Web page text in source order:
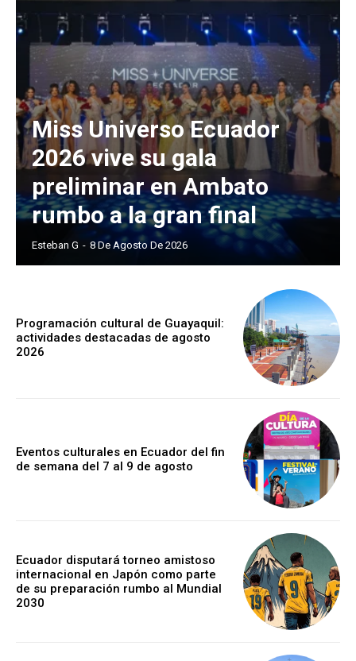
Miss Universo Ecuador
2026 vive su gala
preliminar en Ambato
rumbo a la gran final
Esteban G - 8 De Agosto De 2026
Programación cultural de Guayaquil:
actividades destacadas de agosto
2026
Eventos culturales en Ecuador del fin
de semana del 7 al 9 de agosto
Ecuador disputará torneo amistoso
internacional en Japón como parte
de su preparación rumbo al Mundial
2030